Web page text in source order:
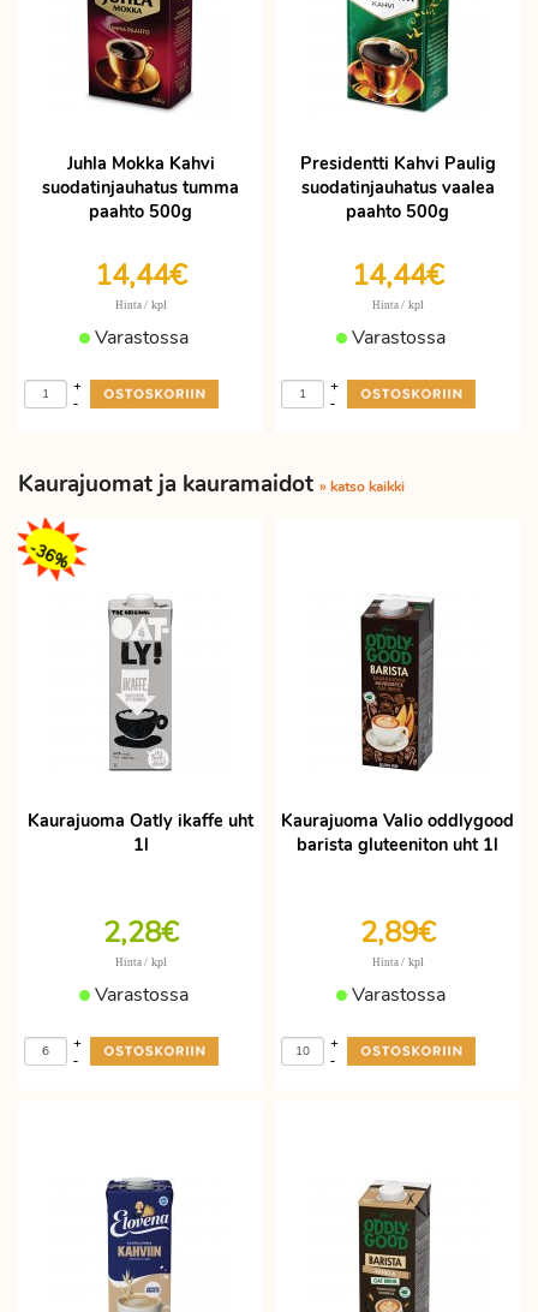
Juhla Mokka Kahvi
suodatinjauhatus tumma
paahto 500g
14,44€
Hinta / kpl
Varastossa
-
+
Presidentti Kahvi Paulig
suodatinjauhatus vaalea
paahto 500g
14,44€
Hinta / kpl
Varastossa
-
+
Kaurajuomat ja kauramaidot » katso kaikki
-36%
Kaurajuoma Oatly ikaffe uht
1l
2,28€
Hinta / kpl
Varastossa
-
+
Kaurajuoma Valio oddlygood
barista gluteeniton uht 1l
2,89€
Hinta / kpl
Varastossa
-
+